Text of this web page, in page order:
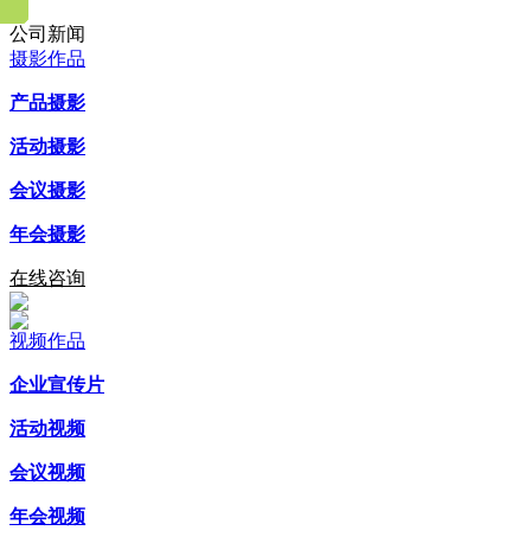
公司新闻
摄影作品
产品摄影
活动摄影
会议摄影
年会摄影
在线咨询
视频作品
企业宣传片
活动视频
会议视频
年会视频